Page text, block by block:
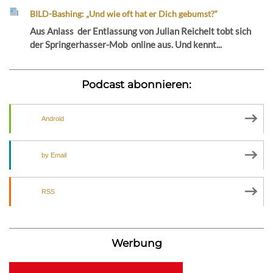
BILD-Bashing: „Und wie oft hat er Dich gebumst?“
Aus Anlass der Entlassung von Julian Reichelt tobt sich
der Springerhasser-Mob online aus. Und kennt...
Podcast abonnieren:
Android
by Email
RSS
Werbung